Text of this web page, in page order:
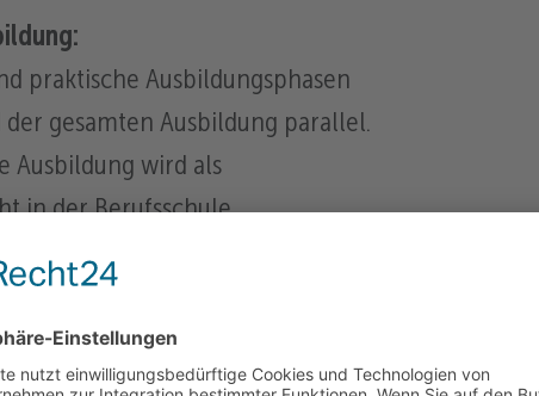
praktische Ausbildungsphasen
gesamten Ausbildung parallel.
Ausbildung wird als
in der Berufsschule
praktische Ausbildung erfolgt in
und Zubehör. Darüber hinaus
Schulungen sowohl in
auch in praktischer Form